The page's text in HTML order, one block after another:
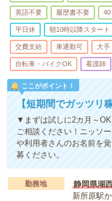
英語不要 履歴書不要 40
平日休 朝10時以降スタート
交費支給 車通勤可 大手
自転車・バイクOK 看護師
ここがポイント！
【短期間でガッツリ
▼まずは試しに2カ月～
ご相談ください！ニッソ
や利用者さんのお名前を
募ください。
勤務地
静岡県湖
新所原駅